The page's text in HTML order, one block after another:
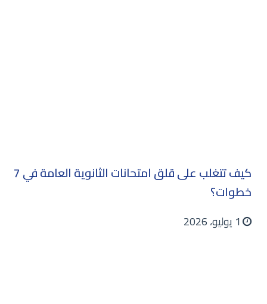
كيف تتغلب على قلق امتحانات الثانوية العامة في 7
خطوات؟
1 يوليو، 2026